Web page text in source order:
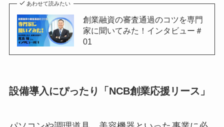
あわせて読みたい
創業融資の審査通過のコツを専門
家に聞いてみた！インタビュー＃
01
設備導入にぴったり「NCB創業応援リース」